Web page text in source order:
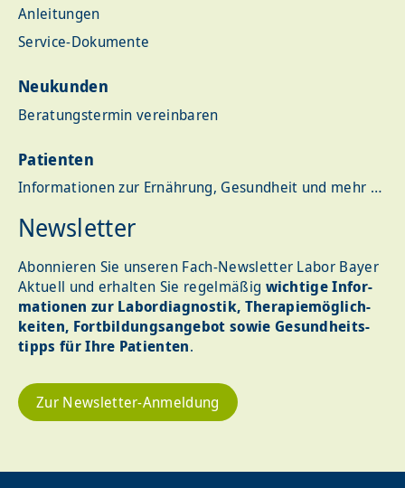
Anleitungen
Service-Dokumente
Neukunden
Beratungstermin vereinbaren
Patienten
Informationen zur Ernährung, Gesundheit und mehr …
Newsletter
Abonnieren Sie unseren Fach-Newsletter Labor Bayer
Aktuell und erhalten Sie regel­mäßig wichtige Infor­
ma­tionen zur Labor­dia­gnostik, Therapie­möglich­
keiten, Fort­bildungs­angebot sowie Gesund­heits­
tipps für Ihre Patienten.
Zur Newsletter-Anmeldung